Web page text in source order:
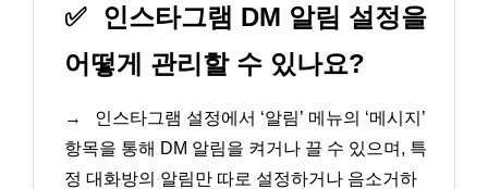
✅
인스타그램 DM 알림 설정을
어떻게 관리할 수 있나요?
→
인스타그램 설정에서 ‘알림’ 메뉴의 ‘메시지’
항목을 통해 DM 알림을 켜거나 끌 수 있으며, 특
정 대화방의 알림만 따로 설정하거나 음소거하